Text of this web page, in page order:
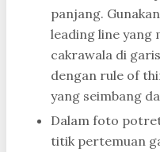
panjang.
leading line yang
cakrawala di
dengan rule of
yang seimbang
Dalam foto
titik pertemuan